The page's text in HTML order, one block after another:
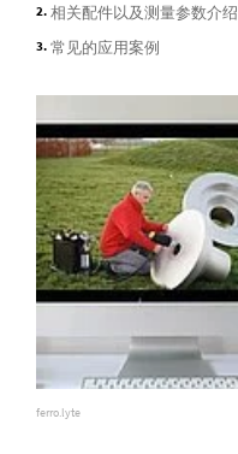
相关配件以及测量参数介绍
常见的应用案例
ferro.lyte